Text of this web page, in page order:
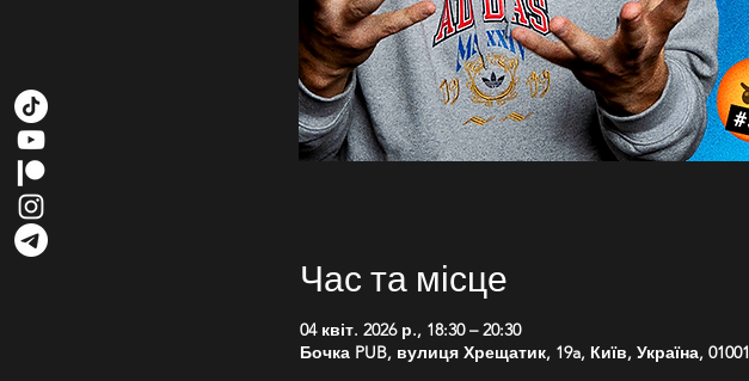
Час та місце
04 квіт. 2026 р., 18:30 – 20:30
Бочка PUB, вулиця Хрещатик, 19a, Київ, Україна, 01001